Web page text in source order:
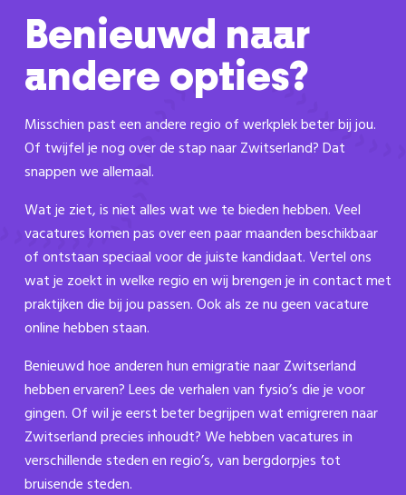
Benieuwd naar
andere opties?
Misschien past een andere regio of werkplek beter bij jou.
Of twijfel je nog over de stap naar Zwitserland? Dat
snappen we allemaal.
Wat je ziet, is niet alles wat we te bieden hebben. Veel
vacatures komen pas over een paar maanden beschikbaar
of ontstaan speciaal voor de juiste kandidaat. Vertel ons
wat je zoekt in welke regio en wij brengen je in contact met
praktijken die bij jou passen. Ook als ze nu geen vacature
online hebben staan.
Benieuwd hoe anderen hun emigratie naar Zwitserland
hebben ervaren? Lees de verhalen van fysio’s die je voor
gingen. Of wil je eerst beter begrijpen wat emigreren naar
Zwitserland precies inhoudt? We hebben vacatures in
verschillende steden en regio’s, van bergdorpjes tot
bruisende steden.